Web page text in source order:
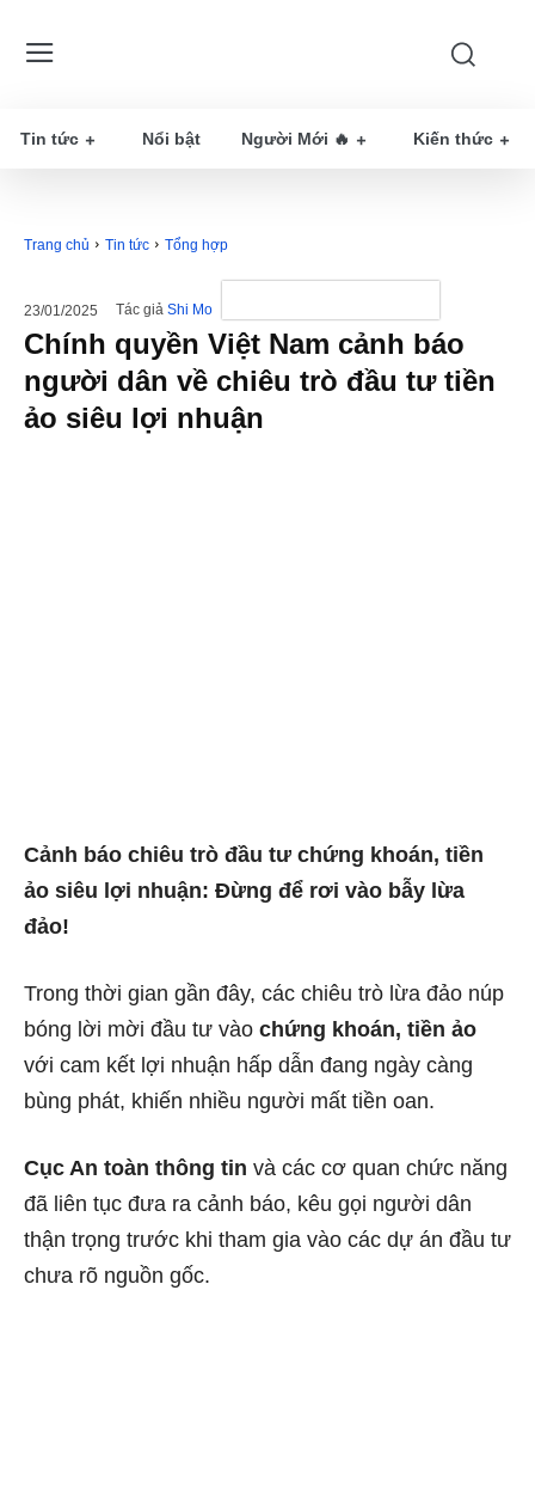
Tin tức Nổi bật Người Mới 🔥 Kiến thức
Trang chủ Tin tức Tổng hợp
23/01/2025 Tác giả Shi Mo
Chính quyền Việt Nam cảnh báo
người dân về chiêu trò đầu tư tiền
ảo siêu lợi nhuận
Cảnh báo chiêu trò đầu tư chứng khoán, tiền
ảo siêu lợi nhuận: Đừng để rơi vào bẫy lừa
đảo!
Trong thời gian gần đây, các chiêu trò lừa đảo núp
bóng lời mời đầu tư vào chứng khoán, tiền ảo
với cam kết lợi nhuận hấp dẫn đang ngày càng
bùng phát, khiến nhiều người mất tiền oan.
Cục An toàn thông tin và các cơ quan chức năng
đã liên tục đưa ra cảnh báo, kêu gọi người dân
thận trọng trước khi tham gia vào các dự án đầu tư
chưa rõ nguồn gốc.